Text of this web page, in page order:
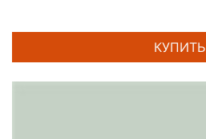
КУПИТЬ